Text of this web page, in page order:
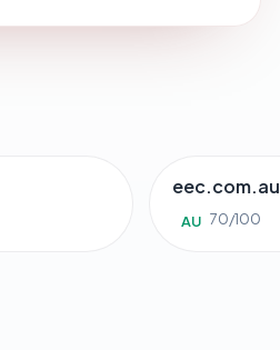
eec.com.au
AU 70/100